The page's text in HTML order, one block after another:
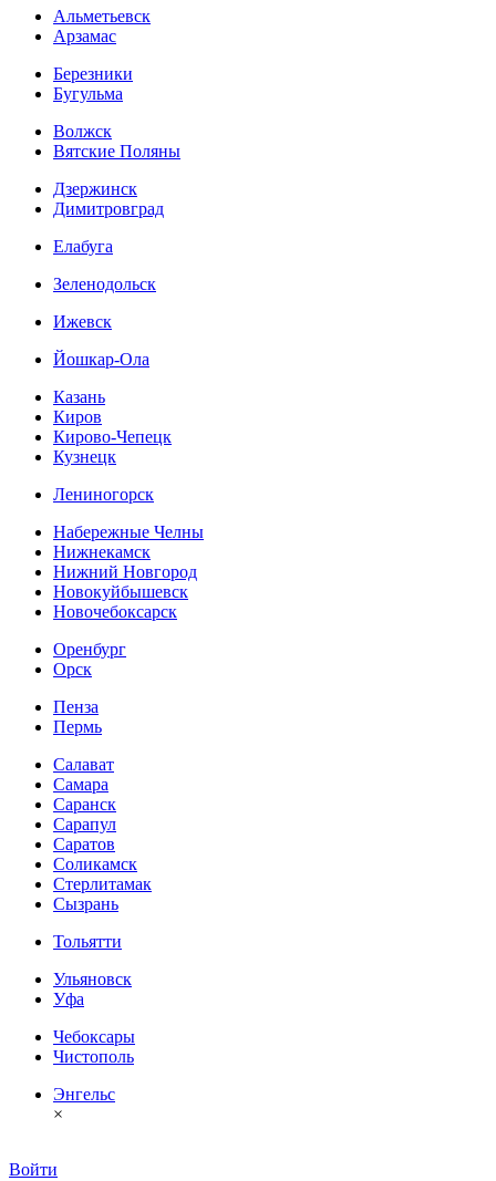
Альметьевск
Арзамас
Березники
Бугульма
Волжск
Вятские Поляны
Дзержинск
Димитровград
Елабуга
Зеленодольск
Ижевск
Йошкар-Ола
Казань
Киров
Кирово-Чепецк
Кузнецк
Лениногорск
Набережные Челны
Нижнекамск
Нижний Новгород
Новокуйбышевск
Новочебоксарск
Оренбург
Орск
Пенза
Пермь
Салават
Самара
Саранск
Сарапул
Саратов
Соликамск
Стерлитамак
Сызрань
Тольятти
Ульяновск
Уфа
Чебоксары
Чистополь
Энгельс
×
Войти